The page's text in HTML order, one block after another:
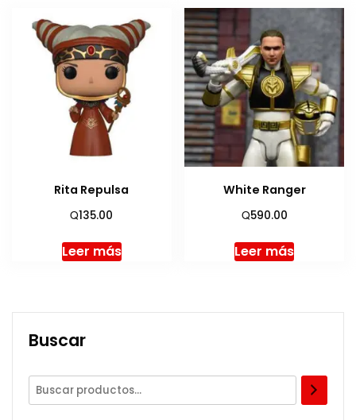
Rita Repulsa
Q135.00
Leer más
White Ranger
Q590.00
Leer más
Buscar